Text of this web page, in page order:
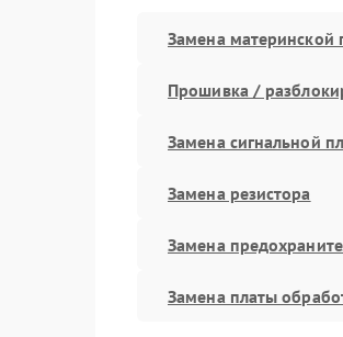
Замена материнской
Прошивка /
Замена сигнальной
Замена резистора
Замена
Замена платы